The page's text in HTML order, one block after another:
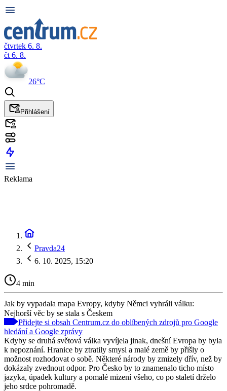
čtvrtek 6. 8.
čt 6. 8.
26°C
Přihlášení
Reklama
Pravda24
6. 10. 2025, 15:20
4 min
Jak by vypadala mapa Evropy, kdyby Němci vyhráli válku:
Nejhorší věc by se stala s Českem
Přidejte si obsah Centrum.cz do oblíbených zdrojů pro Google
hledání a Google zprávy
Kdyby se druhá světová válka vyvíjela jinak, dnešní Evropa by byla
k nepoznání. Hranice by ztratily smysl a malé země by přišly o
možnost rozhodovat o sobě. Některé národy by zmizely dřív, než by
dokázaly zvednout odpor. Pro Česko by to znamenalo ticho místo
jazyka, úpadek kultury a pomalé mizení všeho, co po staletí drželo
jeho srdce pohromadě.